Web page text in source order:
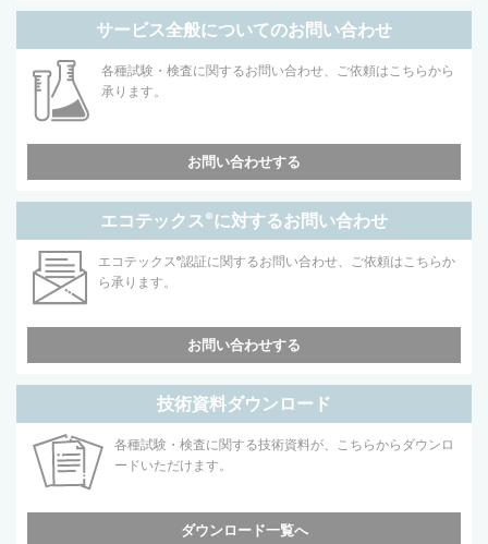
サービス全般についてのお問い合わせ
各種試験・検査に関するお問い合わせ、ご依頼はこちらから
承ります。
お問い合わせする
エコテックス®に対するお問い合わせ
エコテックス®認証に関するお問い合わせ、ご依頼はこちらか
ら承ります。
お問い合わせする
技術資料ダウンロード
各種試験・検査に関する技術資料が、こちらからダウンロ
ードいただけます。
ダウンロード一覧へ